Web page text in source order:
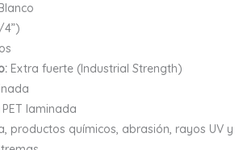
Extra fuerte (Industrial Strength)
PET laminada
productos químicos, abrasión, rayos UV y